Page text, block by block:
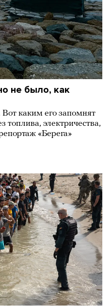
не было, как
каким его запомнят
топлива, электричества,
«Берега»